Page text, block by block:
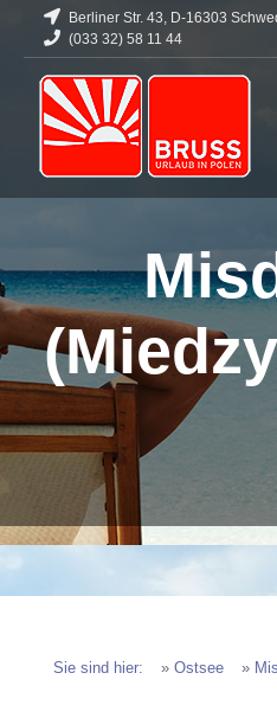
Berliner Str. 43, D-16303
(033 32) 58 11 44
Sie sind hier: » Ostsee »